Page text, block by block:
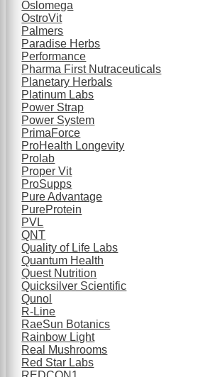
Oslomega
OstroVit
Palmers
Paradise Herbs
Performance
Pharma First Nutraceuticals
Planetary Herbals
Platinum Labs
Power Strap
Power System
PrimaForce
ProHealth Longevity
Prolab
Proper Vit
ProSupps
Pure Advantage
PureProtein
PVL
QNT
Quality of Life Labs
Quantum Health
Quest Nutrition
Quicksilver Scientific
Qunol
R-Line
RaeSun Botanics
Rainbow Light
Real Mushrooms
Red Star Labs